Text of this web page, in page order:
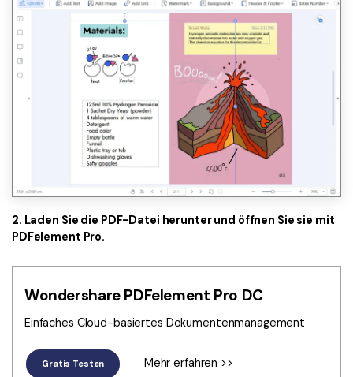
2. Laden Sie die PDF-Datei herunter und öffnen Sie sie mit
PDFelement Pro.
Wondershare PDFelement Pro DC
Einfaches Cloud-basiertes Dokumentenmanagement
Gratis Testen Mehr erfahren >>